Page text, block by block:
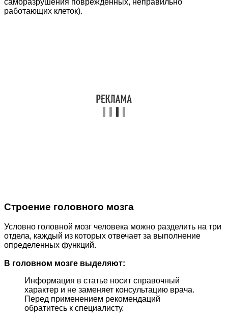
саморазрушения поврежденных, неправильно
работающих клеток).
Строение головного мозга
Условно головной мозг человека можно разделить на три
отдела, каждый из которых отвечает за выполнение
определенных функций.
В головном мозге выделяют:
Информация в статье носит справочный
характер и не заменяет консультацию врача.
Перед применением рекомендаций
обратитесь к специалисту.